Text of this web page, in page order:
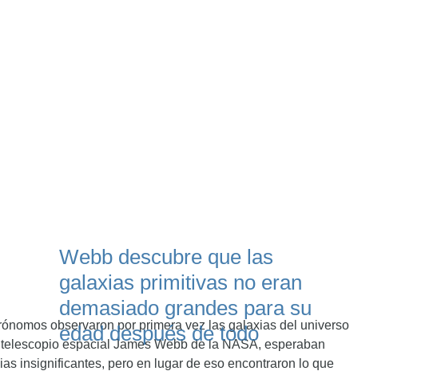
Webb descubre que las
galaxias primitivas no eran
demasiado grandes para su
edad después de todo
observaron por primera vez las galaxias del universo
espacial James Webb de la NASA, esperaban
insignificantes, pero en lugar de eso encontraron lo que